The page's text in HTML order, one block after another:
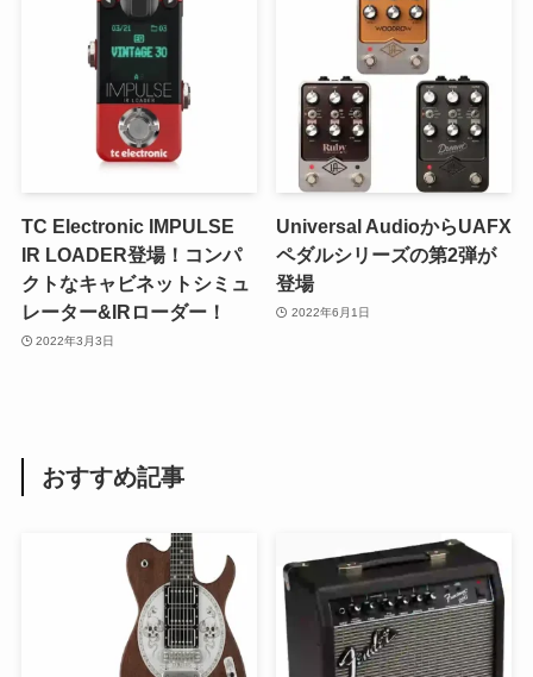
TC Electronic IMPULSE
IR LOADER登場！コンパ
クトなキャビネットシミュ
レーター&IRローダー！
2022年3月3日
Universal AudioからUAFX
ペダルシリーズの第2弾が
登場
2022年6月1日
おすすめ記事